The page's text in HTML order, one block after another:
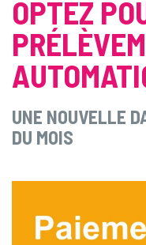
OPTEZ
UNE NOUVELLE
DU MOIS